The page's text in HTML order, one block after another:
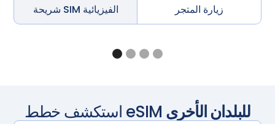
شريحة SIM الفيزيائية زيارة المتجر
استكشف خطط eSIM للبلدان الأخرى